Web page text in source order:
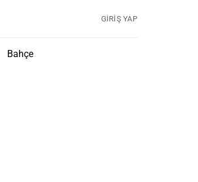
GIRIŞ YAP
Bahçe